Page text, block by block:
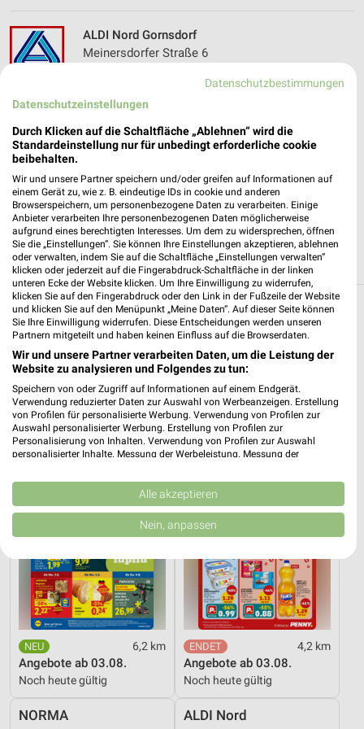
❯
ALDI Nord Gornsdorf
Meinersdorfer Straße 6
Heute 07:00 - 20:00 Uhr |
203,55 km • Angebote: 4 Prospekte
Thomas Philipps Elterlein
Gewerbegebiet Jägersruh 2
09481 Elterlein
Heute 09:00 - 16:00 Uhr |
Geschlossen
219,98 km • Angebote: 1 Prospekt
Discounter Angebote und Prospekte für
Ehrenfriedersdorf
16 Prospekte
Lidl
6,2 km
Angebote ab 03.08.
Noch heute gültig
PENNY
4,2 km
Angebote ab 03.08.
Noch heute gültig
NORMA ALDI Nord
Datenschutzbestimmungen
Datenschutzeinstellungen
Durch Klicken auf die Schaltfläche „Ablehnen“ wird die
Standardeinstellung nur für unbedingt erforderliche cookie
beibehalten.
Wir und unsere Partner speichern und/oder greifen auf Informationen auf
einem Gerät zu, wie z. B. eindeutige IDs in cookie und anderen
Browserspeichern, um personenbezogene Daten zu verarbeiten. Einige
Anbieter verarbeiten Ihre personenbezogenen Daten möglicherweise
aufgrund eines berechtigten Interesses. Um dem zu widersprechen, öffnen
Sie die „Einstellungen“. Sie können Ihre Einstellungen akzeptieren, ablehnen
oder verwalten, indem Sie auf die Schaltfläche „Einstellungen verwalten“
klicken oder jederzeit auf die Fingerabdruck-Schaltfläche in der linken
unteren Ecke der Website klicken. Um Ihre Einwilligung zu widerrufen,
klicken Sie auf den Fingerabdruck oder den Link in der Fußzeile der Website
und klicken Sie auf den Menüpunkt „Meine Daten“. Auf dieser Seite können
Sie Ihre Einwilligung widerrufen. Diese Entscheidungen werden unseren
Partnern mitgeteilt und haben keinen Einfluss auf die Browserdaten.
Wir und unsere Partner verarbeiten Daten, um die Leistung der
Website zu analysieren und Folgendes zu tun:
Speichern von oder Zugriff auf Informationen auf einem Endgerät.
Verwendung reduzierter Daten zur Auswahl von Werbeanzeigen. Erstellung
von Profilen für personalisierte Werbung. Verwendung von Profilen zur
Auswahl personalisierter Werbung. Erstellung von Profilen zur
Personalisierung von Inhalten. Verwendung von Profilen zur Auswahl
personalisierter Inhalte. Messung der Werbeleistung. Messung der
Kombinationen von Daten aus verschiedenen Quellen. Entwicklung und
Verbesserung der Angebote. Verwendung reduzierter Daten zur Auswahl
von Inhalten.
Daten können außerhalb der Europäischen Union weitergegeben und in die
USA gesendet werden.
Website/App.
Partnerliste anzeigen (1 IAB-Anbieter)
Wir nutzen Ihre Daten für folgende Zwecke:
IAB-Verarbeitungszwecke:
Speichern von oder Zugriff auf Informationen
auf einem Endgerät
Werbeanzeigen
Alle akzeptieren
Nein, anpassen